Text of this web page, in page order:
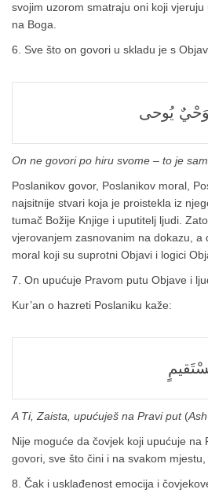
svojim uzorom smatraju oni koji
na Boga.
6. Sve što on govori u skladu je s
وَحْيٌ يُوحى
On ne govori po hiru svome – to je
Poslanikov govor, Poslanikov moral,
najsitnije stvari koja je proistekla iz
tumač Božije Knjige i uputitelj ljudi.
vjerovanjem zasnovanim na dokazu,
moral koji su suprotni Objavi i logici
7. On upućuje Pravom putu Objave i
Kur’an o hazreti Poslaniku kaže:
A Ti, Zaista, upućuješ na Pravi put(
Nije moguće da čovjek koji upućuje
govori, sve što čini i na svakom
8. Čak i usklađenost emocija i